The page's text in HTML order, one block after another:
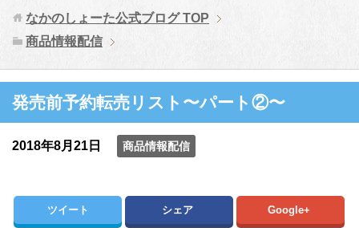
なかのしょーた公式ブログTOP
商品情報配信
発売前予約転売リスト〜パート②〜
2018年8月21日 商品情報配信
ツイート シェア Google+